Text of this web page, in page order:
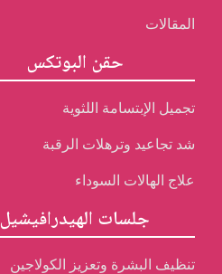
المقالات
حقن البوتكس
تجميل الإبتسامة اللثوية
شد تجاعيد وترهلات الرقبة
علاج الهالات السوداء
جلسات الهيدرافيشيل
تنظيف البشرة وتعزيز الكولاجين